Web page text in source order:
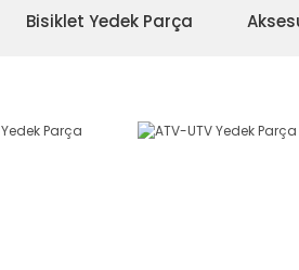
Bisiklet Yedek Parça